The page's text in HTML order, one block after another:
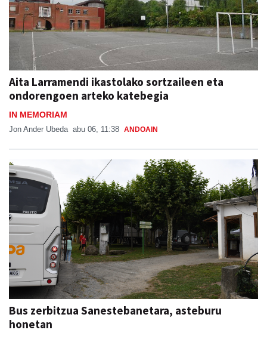
Aita Larramendi ikastolako sortzaileen eta
ondorengoen arteko katebegia
IN MEMORIAM
Jon Ander Ubeda abu 06, 11:38 ANDOAIN
Bus zerbitzua Sanestebanetara, asteburu
honetan